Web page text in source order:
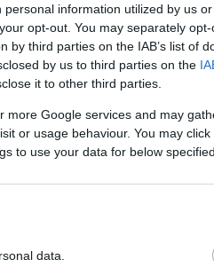
information utilized by us
opt-out. You may separately
third parties on the IAB’s list of
by us to third parties on the
it to other third parties.
more Google services and may
or usage behaviour. You may
to use your data for below
data.
támogatja a helyi
rendszerrel. Az
a fiatal egri
jutott erre a
3 millió
hogy a fiatal
éveken át